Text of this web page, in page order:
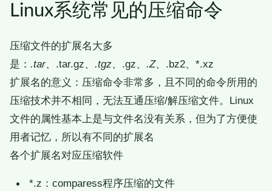
Linux系统常见的压缩命令
压缩文件的扩展名大多
是： .tar、 .tar.gz、 .tgz、 .gz、 .Z、 .bz2、*.xz
扩展名的意义：压缩命令非常多，且不同的命令所用的
压缩技术并不相同，无法互通压缩/解压缩文件。Linux
文件的属性基本上是与文件名没有关系，但为了方便使
用者记忆，所以有不同的扩展名
各个扩展名对应压缩软件
*.z：comparess程序压缩的文件